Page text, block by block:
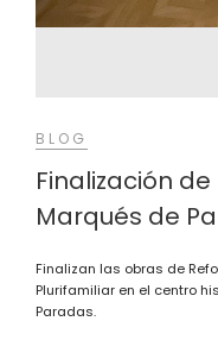
BLOG
Finalización
Marqués de
Finalizan las obras de
Plurifamiliar en el centro
Paradas.